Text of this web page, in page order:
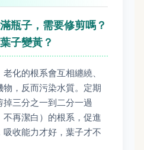
瓶子，需要修剪嗎？
子變黃？
化的根系會互相纏繞、
，反而污染水質。定期
三分之一到二分一過
再潔白）的根系，促進
收能力才好，葉子才不